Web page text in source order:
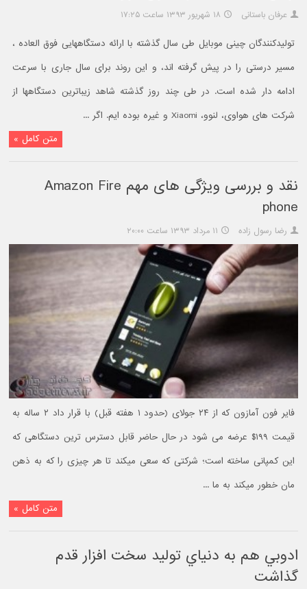
عرفان باستانی ۱۸ شهریور ۱۳۹۳ ساعت ۱۷:۲۵
تولیدکنندگان چینی موبایل طی سال گذشته با ارائه دستگاههایی فوق العاده ،
مسیر درستی را در پیش گرفته اند، و این روند برای سال جاری با سرعت
ادامه دار شده است. در طی چند روز گذشته شاهد زیباترین دستگاهها از
شرکت های هواوی، لنوو، Xiaomi و غیره بوده ایم. اگر ...
متن کامل »
نقد و بررسی ویژگی های مهم Amazon Fire
phone
رضا رسول زاده ۱۱ مرداد ۱۳۹۳ ساعت ۲۰:۰۰
فایر فون آمازون که از ۲۴ جولای (حدود ۱ هفته قبل) با قرار داد ۲ ساله به
قیمت ۱۹۹$ عرضه می شود در حال حاضر قابل دسترس ترین دستگاهی که
این کمپانی ساخته است؛ شرکتی که سعی میکند تا هر چیزی را که به ذهن
مان خطور میکند به ما ...
متن کامل »
ادوبي هم به دنياي توليد سخت افزار قدم
گذاشت